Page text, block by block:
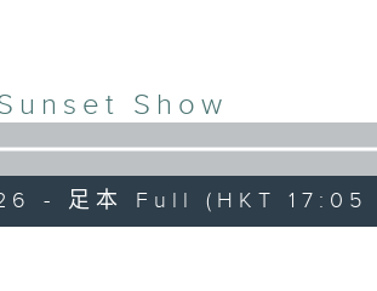
Show
- 足本 Full (HKT 17:05